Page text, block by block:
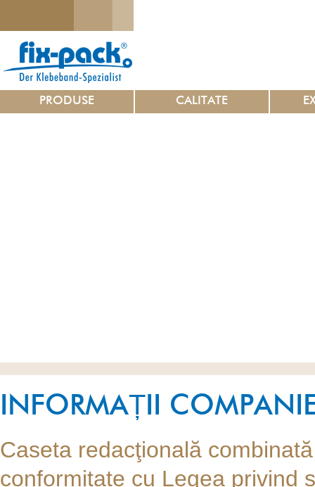
PRODUSE CALITATE
INFORMAȚII
Caseta redacţională
conformitate cu Legea privind